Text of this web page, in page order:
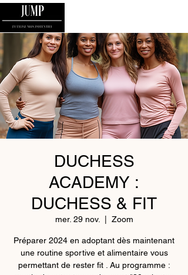
DUCHESS
ACADEMY :
DUCHESS & FIT
mer. 29 nov. Zoom
Préparer 2024 en adoptant dès maintenant
une routine sportive et alimentaire vous
permettant de rester fit . Au programme :